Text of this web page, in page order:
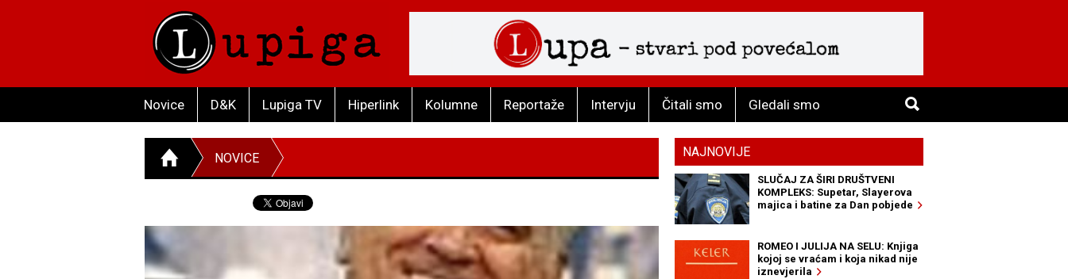
Novice D&K Lupiga TV Hiperlink Kolumne Reportaže Intervju Čitali smo Gledali smo
NOVICE NAJNOVIJE
SLUČAJ ZA ŠIRI DRUŠTVENI
KOMPLEKS: Supetar, Slayerova
majica i batine za Dan pobjede
ROMEO I JULIJA NA SELU: Knjiga
kojoj se vraćam i koja nikad nije
iznevjerila